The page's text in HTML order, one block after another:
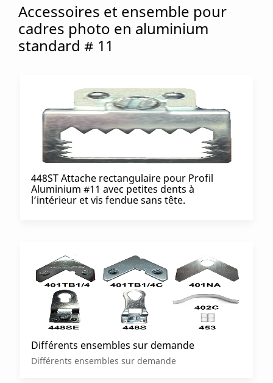
Accessoires et ensemble pour
cadres photo en aluminium
standard # 11
448ST Attache rectangulaire pour Profil
Aluminium #11 avec petites dents à
l’intérieur et vis fendue sans tête.
Différents ensembles sur demande
Différents ensembles sur demande